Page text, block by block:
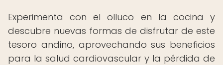
Experimenta con el olluco en la cocina y
descubre nuevas formas de disfrutar de este
tesoro andino, aprovechando sus beneficios
para la salud cardiovascular y la pérdida de